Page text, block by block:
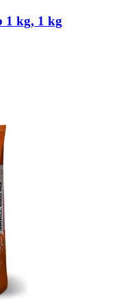
1 kg, 1 kg